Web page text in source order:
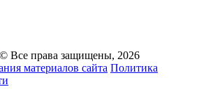
© Все права защищены, 2026
материалов сайта Политика